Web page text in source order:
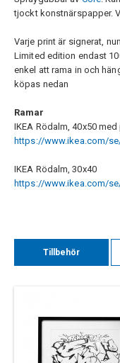
tjockt konstnärspapper.
Varje print är signerat,
Limited edition endast
enkel att rama in och
köpas nedan
Ramar
IKEA Rödalm, 40x50
https://www.ikea.com/
IKEA Rödalm, 30x40
https://www.ikea.com/
Tillbehör